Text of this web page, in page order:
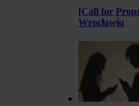
[Call for
Wrocławiu